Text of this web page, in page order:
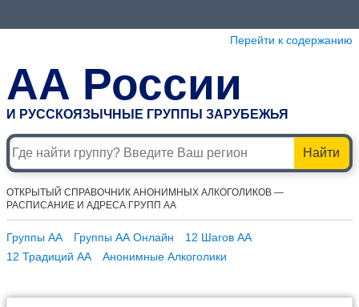
Перейти к содержанию
АА России
И РУССКОЯЗЫЧНЫЕ ГРУППЫ ЗАРУБЕЖЬЯ
Найти
ОТКРЫТЫЙ СПРАВОЧНИК АНОНИМНЫХ АЛКОГОЛИКОВ —
РАСПИСАНИЕ И АДРЕСА ГРУПП АА
Группы АА Группы АА Онлайн
12 Шагов АА
12 Традиций АА
Анонимные Алкоголики